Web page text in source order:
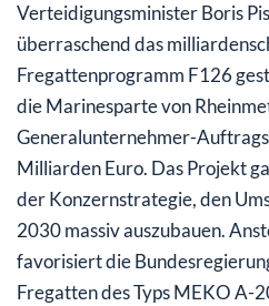
Verteidigungsminister Boris
überraschend das
Fregattenprogramm F126
die Marinesparte von
Generalunternehmer-
Milliarden Euro. Das Projekt
der Konzernstrategie, den
2030 massiv auszubauen.
favorisiert die
Fregatten des Typs MEKO A-